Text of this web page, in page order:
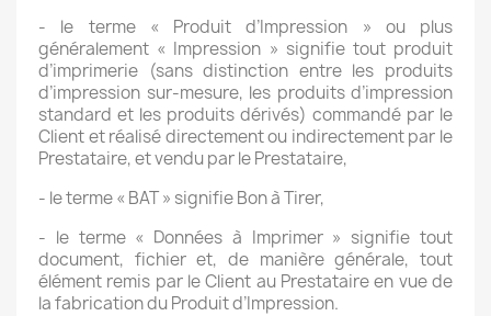
- le terme « Produit d’Impression » ou plus
généralement « Impression » signifie tout produit
d’imprimerie (sans distinction entre les produits
d’impression sur-mesure, les produits d’impression
standard et les produits dérivés) commandé par le
Client et réalisé directement ou indirectement par le
Prestataire, et vendu par le Prestataire,
- le terme « BAT » signifie Bon à Tirer,
- le terme « Données à Imprimer » signifie tout
document, fichier et, de manière générale, tout
élément remis par le Client au Prestataire en vue de
la fabrication du Produit d’Impression.